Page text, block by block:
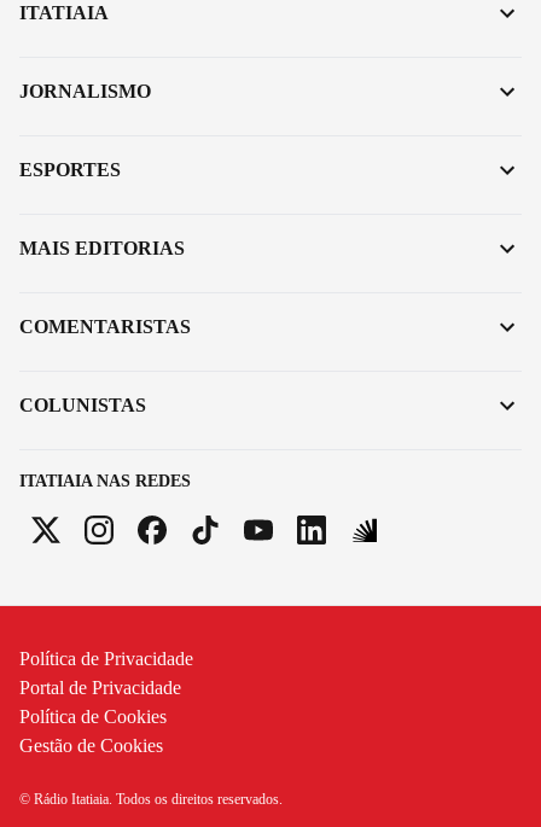
ITATIAIA NAS REDES
ITATIAIA
JORNALISMO
ESPORTES
MAIS EDITORIAS
COMENTARISTAS
COLUNISTAS
Política de Privacidade
Portal de Privacidade
Política de Cookies
Gestão de Cookies
© Rádio Itatiaia. Todos os direitos reservados.